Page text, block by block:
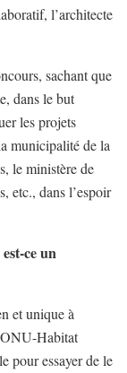
l’architecte
sachant que
dans le but
les projets
municipalité de la
le ministère de
etc., dans l’espoir
ce un
et unique à
ONU-Habitat
pour essayer de le